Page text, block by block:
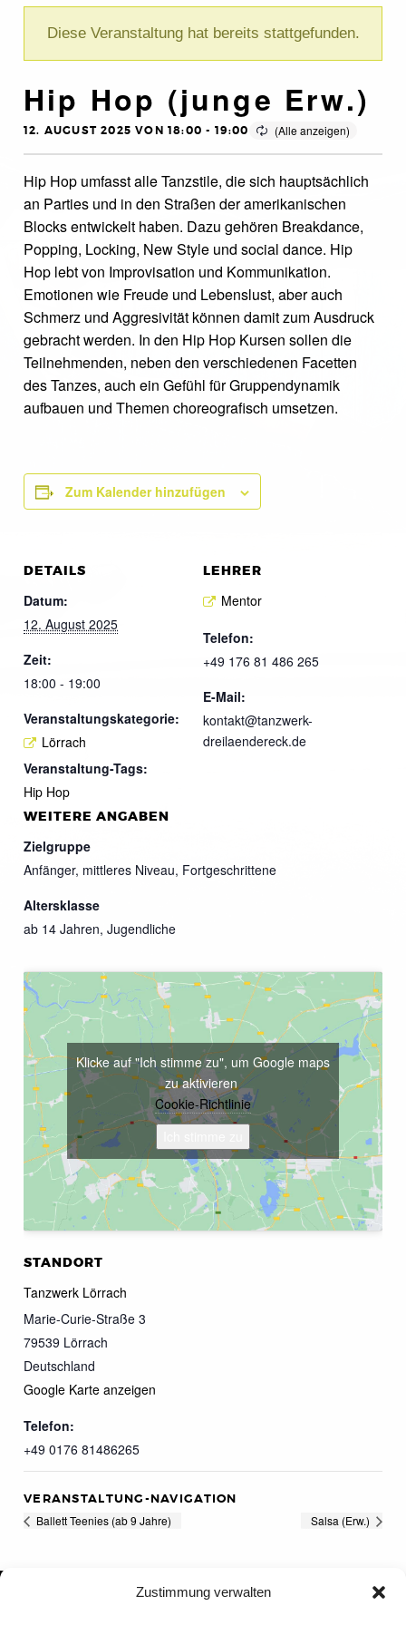
Zustimmung verwalten
Diese Veranstaltung hat bereits stattgefunden.
Hip Hop (junge Erw.)
12. AUGUST 2025 VON 18:00 - 19:00
Hip Hop umfasst alle Tanzstile, die sich hauptsächlich
an Parties und in den Straßen der amerikanischen
Blocks entwickelt haben. Dazu gehören Breakdance,
Popping, Locking, New Style und social dance. Hip
Hop lebt von Improvisation und Kommunikation.
Emotionen wie Freude und Lebenslust, aber auch
Schmerz und Aggresivität können damit zum Ausdruck
gebracht werden. In den Hip Hop Kursen sollen die
Teilnehmenden, neben den verschiedenen Facetten
des Tanzes, auch ein Gefühl für Gruppendynamik
aufbauen und Themen choreografisch umsetzen.
Zum Kalender hinzufügen
DETAILS
Datum:
12. August 2025
Zeit:
18:00 - 19:00
Veranstaltungskategorie:
Lörrach
Veranstaltung-Tags:
Hip Hop
LEHRER
Mentor
Telefon:
+49 176 81 486 265
E-Mail:
kontakt@tanzwerk-
dreilaendereck.de
WEITERE ANGABEN
Zielgruppe
Anfänger, mittleres Niveau, Fortgeschrittene
Altersklasse
ab 14 Jahren, Jugendliche
STANDORT
Tanzwerk Lörrach
Marie-Curie-Straße 3
79539 Lörrach
Deutschland
Google Karte anzeigen
Telefon:
+49 0176 81486265
Klicke auf "Ich stimme zu", um Google maps
zu aktivieren
Cookie-Richtlinie
VERANSTALTUNG-NAVIGATION
Ballett Teenies (ab 9 Jahre) Salsa (Erw.)